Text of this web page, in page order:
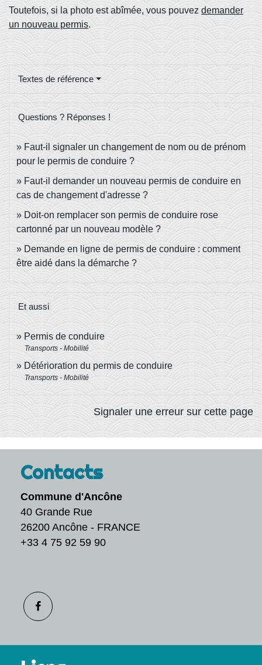
Toutefois, si la photo est abîmée, vous pouvez demander
un nouveau permis.
Textes de référence
Questions ? Réponses !
Faut-il signaler un changement de nom ou de prénom
pour le permis de conduire ?
Faut-il demander un nouveau permis de conduire en
cas de changement d'adresse ?
Doit-on remplacer son permis de conduire rose
cartonné par un nouveau modèle ?
Demande en ligne de permis de conduire : comment
être aidé dans la démarche ?
Et aussi
Permis de conduire
Transports - Mobilité
Détérioration du permis de conduire
Transports - Mobilité
Signaler une erreur sur cette page
Contacts
Commune d'Ancône
40 Grande Rue
26200 Ancône - FRANCE
+33 4 75 92 59 90